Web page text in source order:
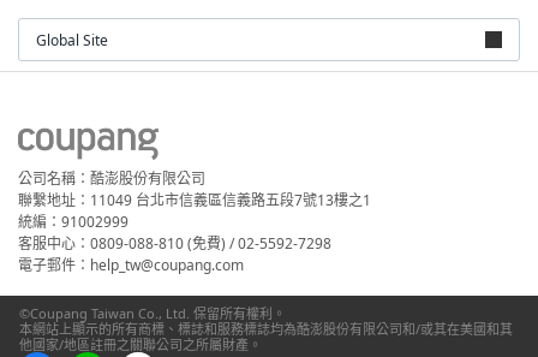
Global Site
公司名稱：酷澎股份有限公司
聯繫地址：11049 台北市信義區信義路五段7號13樓之1
統編：91002999
客服中心：0809-088-810 (免費) / 02-5592-7298
電子郵件：help_tw@coupang.com
©Coupang Taiwan Co., Ltd. 保留所有權利。
本網站上顯示的所有商標、標誌和服務標誌均為酷澎股份有限公司和/或其在美國和其
他國家/地區註冊之關聯公司之所屬財產。